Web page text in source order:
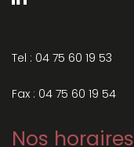
Tel : 04 75 60 19 53
Fax : 04 75 60 19 54
Nos horaires